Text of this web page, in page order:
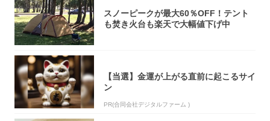
スノーピークが最大60％OFF！テント
も焚き火台も楽天で大幅値下げ中
【当選】金運が上がる直前に起こるサイ
ン
PR(合同会社デジタルファーム )